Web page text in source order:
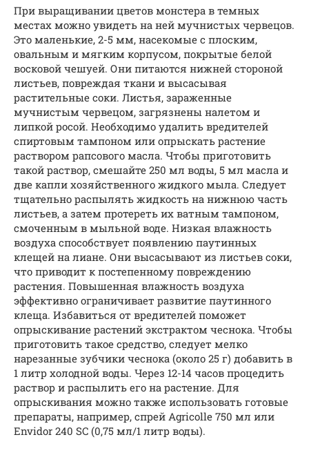
При выращивании цветов монстера в темных
местах можно увидеть на ней мучнистых червецов.
Это маленькие, 2-5 мм, насекомые с плоским,
овальным и мягким корпусом, покрытые белой
восковой чешуей. Они питаются нижней стороной
листьев, повреждая ткани и высасывая
растительные соки. Листья, зараженные
мучнистым червецом, загрязнены налетом и
липкой росой. Необходимо удалить вредителей
спиртовым тампоном или опрыскать растение
раствором рапсового масла. Чтобы приготовить
такой раствор, смешайте 250 мл воды, 5 мл масла и
две капли хозяйственного жидкого мыла. Следует
тщательно распылять жидкость на нижнюю часть
листьев, а затем протереть их ватным тампоном,
смоченным в мыльной воде. Низкая влажность
воздуха способствует появлению паутинных
клещей на лиане. Они высасывают из листьев соки,
что приводит к постепенному повреждению
растения. Повышенная влажность воздуха
эффективно ограничивает развитие паутинного
клеща. Избавиться от вредителей поможет
опрыскивание растений экстрактом чеснока. Чтобы
приготовить такое средство, следует мелко
нарезанные зубчики чеснока (около 25 г) добавить в
1 литр холодной воды. Через 12-14 часов процедить
раствор и распылить его на растение. Для
опрыскивания можно также использовать готовые
препараты, например, спрей Agricolle 750 мл или
Envidor 240 SC (0,75 мл/1 литр воды).